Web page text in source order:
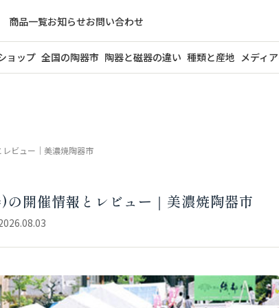
商品一覧お知らせお問い合わせ
ョップ 全国の陶器市 陶器と磁器の違い 種類と産地 メディ
レビュー｜美濃焼陶器市
の開催情報とレビュー｜美濃焼陶器市